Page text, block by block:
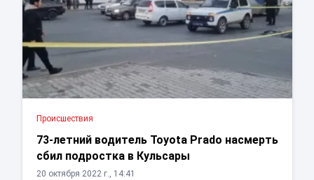
Проиcшествия
73-летний водитель Toyota Prado насмерть
сбил подростка в Кульсары
20 октября 2022 г., 14:41